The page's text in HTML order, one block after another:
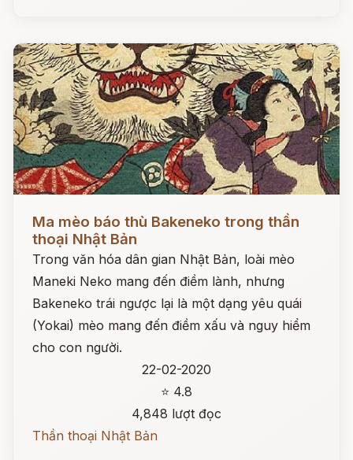
Ma mèo báo thù Bakeneko trong thần
thoại Nhật Bản
Trong văn hóa dân gian Nhật Bản, loài mèo
Maneki Neko mang đến điềm lành, nhưng
Bakeneko trái ngược lại là một dạng yêu quái
(Yokai) mèo mang đến điềm xấu và nguy hiểm
cho con người.
22-02-2020
⭐ 4.8
4,848 lượt đọc
Thần thoại Nhật Bản